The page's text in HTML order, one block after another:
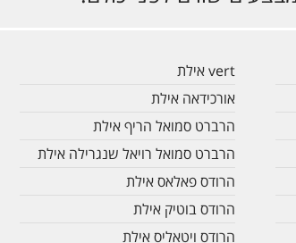
vert אילת
אורכידאה אילת
הרברט סמואל הריף אילת
הרברט סמואל רויאל שנגרילה אילת
הרודס פאלאס אילת
הרודס בוטיק אילת
הרודס ויטאליס אילת